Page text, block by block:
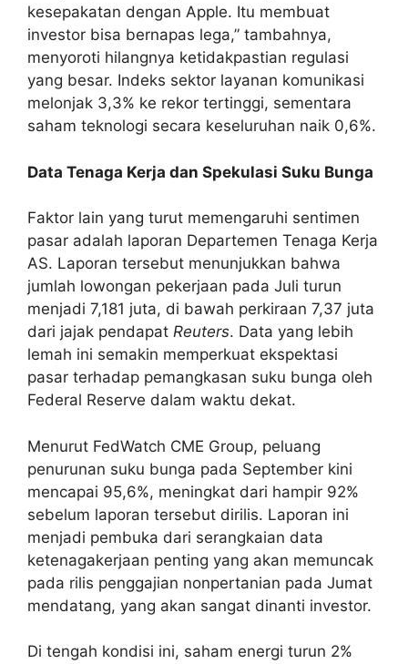
kesepakatan dengan Apple. Itu membuat
investor bisa bernapas lega,” tambahnya,
menyoroti hilangnya ketidakpastian regulasi
yang besar. Indeks sektor layanan komunikasi
melonjak 3,3% ke rekor tertinggi, sementara
saham teknologi secara keseluruhan naik 0,6%.
Data Tenaga Kerja dan Spekulasi Suku Bunga
Faktor lain yang turut memengaruhi sentimen
pasar adalah laporan Departemen Tenaga Kerja
AS. Laporan tersebut menunjukkan bahwa
jumlah lowongan pekerjaan pada Juli turun
menjadi 7,181 juta, di bawah perkiraan 7,37 juta
dari jajak pendapat Reuters. Data yang lebih
lemah ini semakin memperkuat ekspektasi
pasar terhadap pemangkasan suku bunga oleh
Federal Reserve dalam waktu dekat.
Menurut FedWatch CME Group, peluang
penurunan suku bunga pada September kini
mencapai 95,6%, meningkat dari hampir 92%
sebelum laporan tersebut dirilis. Laporan ini
menjadi pembuka dari serangkaian data
ketenagakerjaan penting yang akan memuncak
pada rilis penggajian nonpertanian pada Jumat
mendatang, yang akan sangat dinanti investor.
Di tengah kondisi ini, saham energi turun 2%